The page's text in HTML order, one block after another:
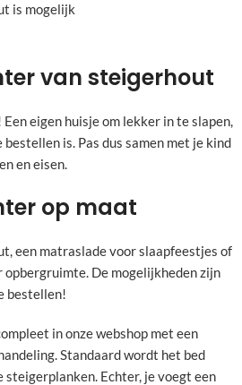
is mogelijk
van steigerhout
Een eigen huisje om lekker in te slapen,
is. Pas dus samen met je kind
en eisen.
op maat
een matraslade voor slaapfeestjes of
opbergruimte. De mogelijkheden zijn
bestellen!
in onze webshop met een
Standaard wordt het bed
steigerplanken. Echter, je voegt een